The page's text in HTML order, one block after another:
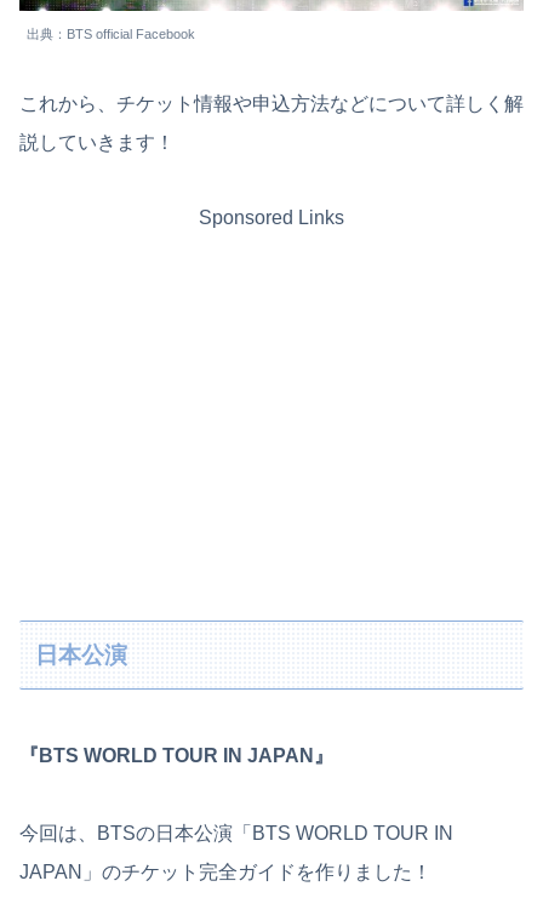
出典：BTS official Facebook
これから、チケット情報や申込方法などについて詳しく解
説していきます！
Sponsored Links
日本公演
『BTS WORLD TOUR IN JAPAN』
今回は、BTSの日本公演「BTS WORLD TOUR IN
JAPAN」のチケット完全ガイドを作りました！